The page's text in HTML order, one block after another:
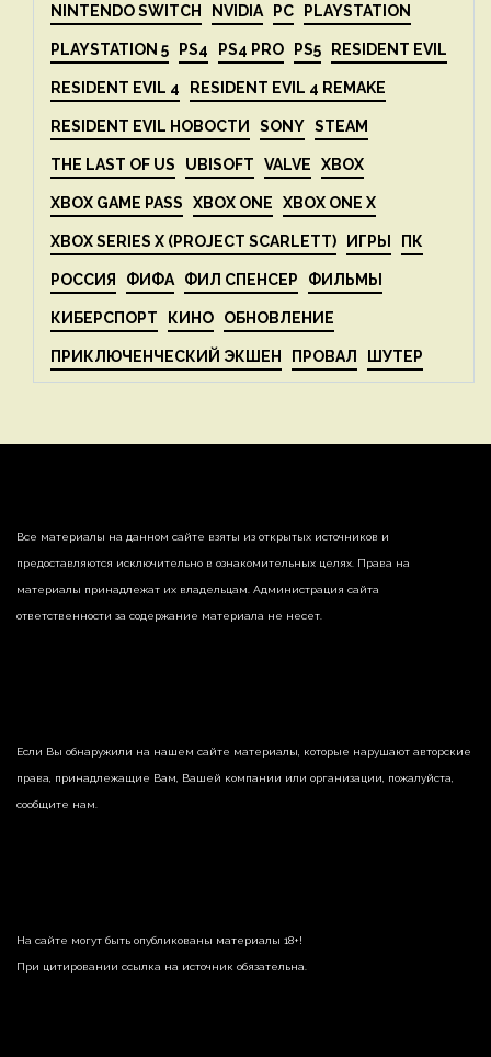
NINTENDO SWITCH NVIDIA PC PLAYSTATION
PLAYSTATION 5 PS4 PS4 PRO PS5 RESIDENT EVIL
RESIDENT EVIL 4 RESIDENT EVIL 4 REMAKE
RESIDENT EVIL НОВОСТИ SONY STEAM
THE LAST OF US UBISOFT VALVE XBOX
XBOX GAME PASS XBOX ONE XBOX ONE X
XBOX SERIES X (PROJECT SCARLETT) ИГРЫ ПК
РОССИЯ ФИФА ФИЛ СПЕНСЕР ФИЛЬМЫ
КИБЕРСПОРТ КИНО ОБНОВЛЕНИЕ
ПРИКЛЮЧЕНЧЕСКИЙ ЭКШЕН ПРОВАЛ ШУТЕР
Все материалы на данном сайте взяты из открытых источников и
предоставляются исключительно в ознакомительных целях. Права на
материалы принадлежат их владельцам. Администрация сайта
ответственности за содержание материала не несет.
Если Вы обнаружили на нашем сайте материалы, которые нарушают авторские
права, принадлежащие Вам, Вашей компании или организации, пожалуйста,
сообщите нам.
На сайте могут быть опубликованы материалы 18+!
При цитировании ссылка на источник обязательна.